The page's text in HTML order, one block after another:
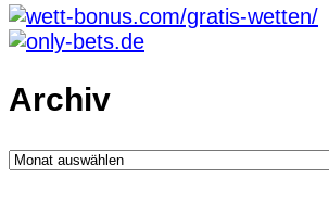
Archiv
Archiv